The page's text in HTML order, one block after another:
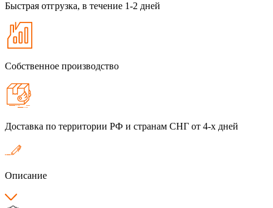
Быстрая отгрузка, в течение 1-2 дней
Собственное производство
Доставка по территории РФ и странам СНГ от 4-х дней
Описание